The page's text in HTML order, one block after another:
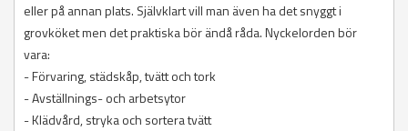
eller på annan plats. Självklart vill man även ha det snyggt i
grovköket men det praktiska bör ändå råda. Nyckelorden bör
vara:
- Förvaring, städskåp, tvätt och tork
- Avställnings- och arbetsytor
- Klädvård, stryka och sortera tvätt